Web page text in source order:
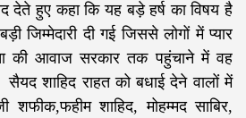
देते हुए कहा कि यह बड़े हर्ष का विषय है
जिम्मेदारी दी गई जिससे लोगों में प्यार
की आवाज सरकार तक पहुंचाने में वह
सैयद शाहिद राहत को बधाई देने वालों में
शफीक,फहीम शाहिद, मोहम्मद साबिर,